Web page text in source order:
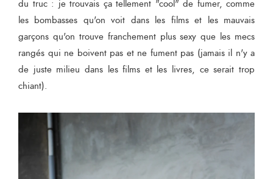
du truc : je trouvais ça tellement "cool" de fumer, comme
les bombasses qu'on voit dans les films et les mauvais
garçons qu'on trouve franchement plus sexy que les mecs
rangés qui ne boivent pas et ne fument pas (jamais il n'y a
de juste milieu dans les films et les livres, ce serait trop
chiant).